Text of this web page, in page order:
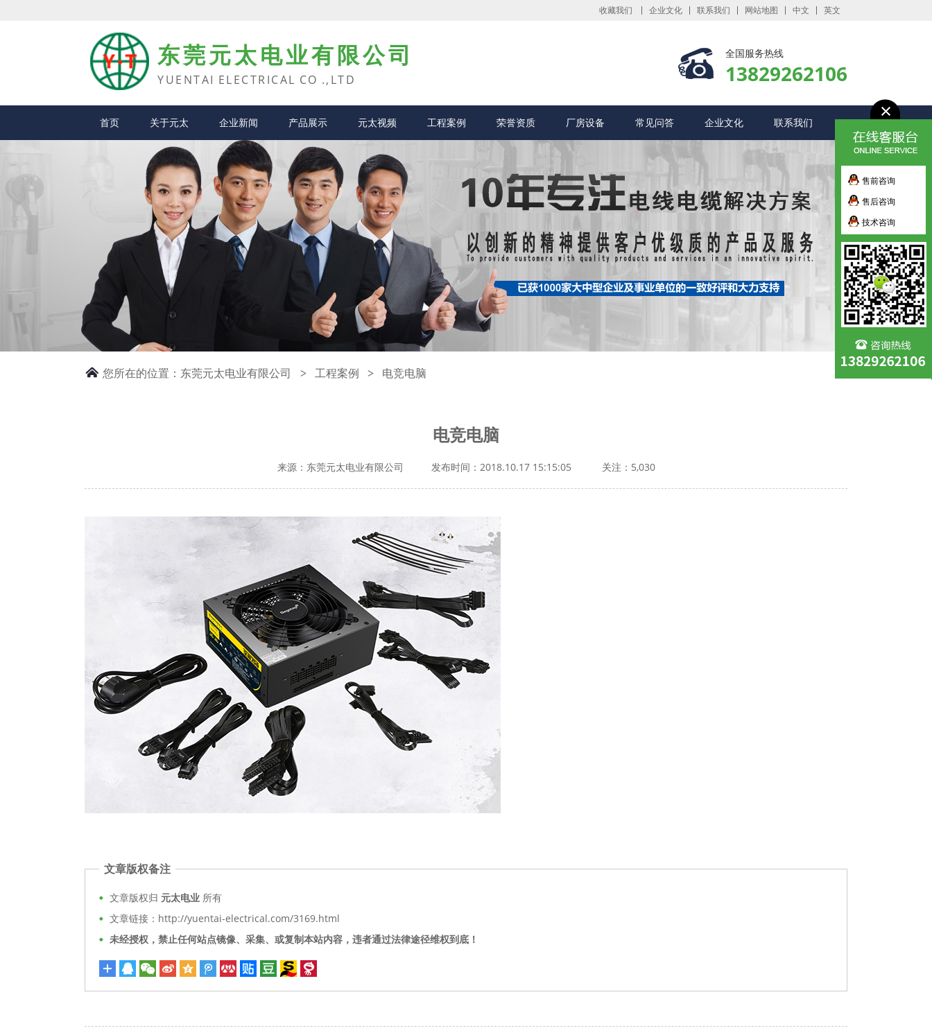
收藏我们 企业文化 联系我们 网站地图 中文 英文
东莞元太电业有限公司
YUENTAI ELECTRICAL CO .,LTD
全国服务热线
13829262106
首页 关于元太 企业新闻 产品展示 元太视频 工程案例 荣誉资质 厂房设备 常见问答 企业文化 联系我们
您所在的位置： 东莞元太电业有限公司 > 工程案例 > 电竞电脑
电竞电脑
来源：东莞元太电业有限公司 发布时间：2018.10.17 15:15:05 关注：5,030
文章版权备注
文章版权归 元太电业 所有
文章链接：http://yuentai-electrical.com/3169.html
未经授权，禁止任何站点镜像、采集、或复制本站内容，违者通过法律途径维权到底！
售前咨询
售后咨询
技术咨询